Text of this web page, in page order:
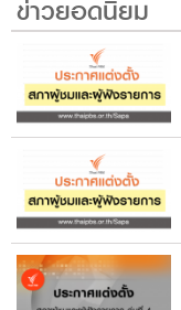
ข่าวยอดนิยม